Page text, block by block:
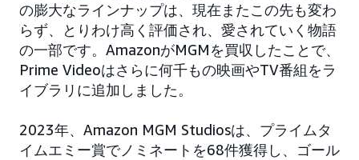
の膨大なラインナップは、現在またこの先も変わ
らず、とりわけ高く評価され、愛されていく物語
の一部です。AmazonがMGMを買収したことで、
Prime Videoはさらに何千もの映画やTV番組をラ
イブラリに追加しました。
2023年、Amazon MGM Studiosは、プライムタ
イムエミー賞でノミネートを68件獲得し、ゴール